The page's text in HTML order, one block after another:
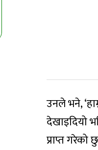
उनले भने,
देखाइदियो
प्राप्त